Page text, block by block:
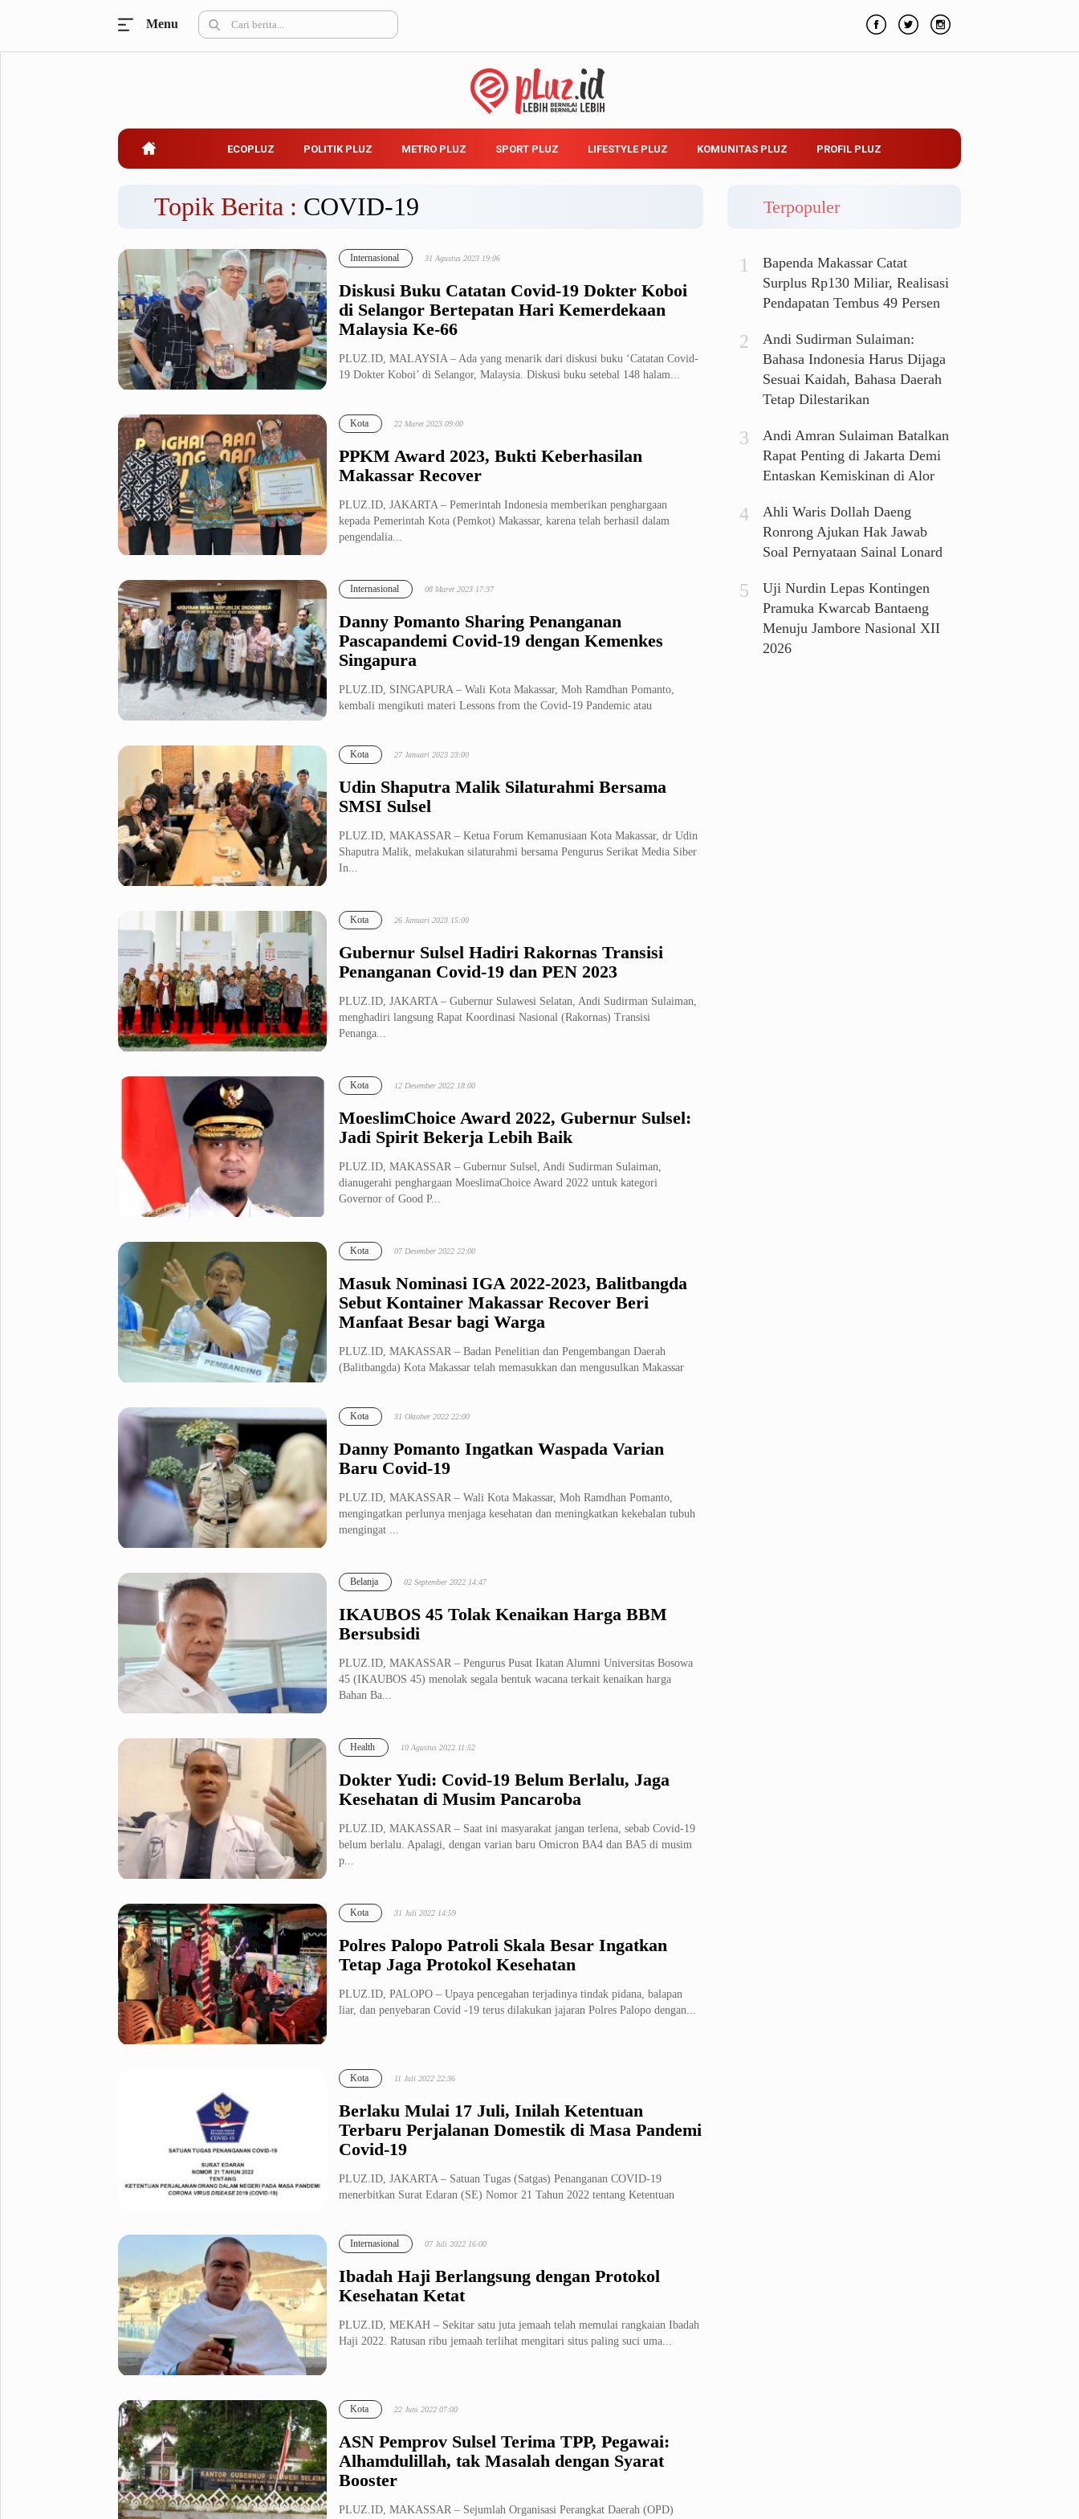
Belanja
Kuliner
Partai Politik
Pilpres
Hukum & Kriminal
Internasional
Citizen
Pemerintahan
Bulutangkis
Golf
Infotainment
Parenting
Menu
ECOPLUZ POLITIK PLUZ METRO PLUZ SPORT PLUZ LIFESTYLE PLUZ KOMUNITAS PLUZ PROFIL PLUZ
Topik Berita : COVID-19
Diskusi Buku Catatan Covid-19 Dokter Koboi
di Selangor Bertepatan Hari Kemerdekaan
Malaysia Ke-66
Internasional 31 Agustus 2023 19:06
PLUZ.ID, MALAYSIA – Ada yang menarik dari diskusi buku ‘Catatan Covid-
19 Dokter Koboi’ di Selangor, Malaysia. Diskusi buku setebal 148 halam...
PPKM Award 2023, Bukti Keberhasilan
Makassar Recover
Kota 22 Maret 2023 09:00
PLUZ.ID, JAKARTA – Pemerintah Indonesia memberikan penghargaan
kepada Pemerintah Kota (Pemkot) Makassar, karena telah berhasil dalam
pengendalia...
Danny Pomanto Sharing Penanganan
Pascapandemi Covid-19 dengan Kemenkes
Singapura
Internasional 08 Maret 2023 17:37
PLUZ.ID, SINGAPURA – Wali Kota Makassar, Moh Ramdhan Pomanto,
kembali mengikuti materi Lessons from the Covid-19 Pandemic atau
Udin Shaputra Malik Silaturahmi Bersama
SMSI Sulsel
Kota 27 Januari 2023 23:00
PLUZ.ID, MAKASSAR – Ketua Forum Kemanusiaan Kota Makassar, dr Udin
Shaputra Malik, melakukan silaturahmi bersama Pengurus Serikat Media Siber
In...
Gubernur Sulsel Hadiri Rakornas Transisi
Penanganan Covid-19 dan PEN 2023
Kota 26 Januari 2023 15:00
PLUZ.ID, JAKARTA – Gubernur Sulawesi Selatan, Andi Sudirman Sulaiman,
menghadiri langsung Rapat Koordinasi Nasional (Rakornas) Transisi
Penanga...
MoeslimChoice Award 2022, Gubernur Sulsel:
Jadi Spirit Bekerja Lebih Baik
Kota 12 Desember 2022 18:00
PLUZ.ID, MAKASSAR – Gubernur Sulsel, Andi Sudirman Sulaiman,
dianugerahi penghargaan MoeslimaChoice Award 2022 untuk kategori
Governor of Good P...
Masuk Nominasi IGA 2022-2023, Balitbangda
Sebut Kontainer Makassar Recover Beri
Manfaat Besar bagi Warga
Kota 07 Desember 2022 22:00
PLUZ.ID, MAKASSAR – Badan Penelitian dan Pengembangan Daerah
(Balitbangda) Kota Makassar telah memasukkan dan mengusulkan Makassar
Danny Pomanto Ingatkan Waspada Varian
Baru Covid-19
Kota 31 Oktober 2022 22:00
PLUZ.ID, MAKASSAR – Wali Kota Makassar, Moh Ramdhan Pomanto,
mengingatkan perlunya menjaga kesehatan dan meningkatkan kekebalan tubuh
mengingat ...
IKAUBOS 45 Tolak Kenaikan Harga BBM
Bersubsidi
Belanja 02 September 2022 14:47
PLUZ.ID, MAKASSAR – Pengurus Pusat Ikatan Alumni Universitas Bosowa
45 (IKAUBOS 45) menolak segala bentuk wacana terkait kenaikan harga
Bahan Ba...
Dokter Yudi: Covid-19 Belum Berlalu, Jaga
Kesehatan di Musim Pancaroba
Health 10 Agustus 2022 11:52
PLUZ.ID, MAKASSAR – Saat ini masyarakat jangan terlena, sebab Covid-19
belum berlalu. Apalagi, dengan varian baru Omicron BA4 dan BA5 di musim
p...
Polres Palopo Patroli Skala Besar Ingatkan
Tetap Jaga Protokol Kesehatan
Kota 31 Juli 2022 14:59
PLUZ.ID, PALOPO – Upaya pencegahan terjadinya tindak pidana, balapan
liar, dan penyebaran Covid -19 terus dilakukan jajaran Polres Palopo dengan...
Berlaku Mulai 17 Juli, Inilah Ketentuan
Terbaru Perjalanan Domestik di Masa Pandemi
Covid-19
Kota 11 Juli 2022 22:36
PLUZ.ID, JAKARTA – Satuan Tugas (Satgas) Penanganan COVID-19
menerbitkan Surat Edaran (SE) Nomor 21 Tahun 2022 tentang Ketentuan
Ibadah Haji Berlangsung dengan Protokol
Kesehatan Ketat
Internasional 07 Juli 2022 16:00
PLUZ.ID, MEKAH – Sekitar satu juta jemaah telah memulai rangkaian Ibadah
Haji 2022. Ratusan ribu jemaah terlihat mengitari situs paling suci uma...
ASN Pemprov Sulsel Terima TPP, Pegawai:
Alhamdulillah, tak Masalah dengan Syarat
Booster
Kota 22 Juni 2022 07:00
PLUZ.ID, MAKASSAR – Sejumlah Organisasi Perangkat Daerah (OPD)
Terpopuler
Bapenda Makassar Catat
Surplus Rp130 Miliar, Realisasi
Pendapatan Tembus 49 Persen
Andi Sudirman Sulaiman:
Bahasa Indonesia Harus Dijaga
Sesuai Kaidah, Bahasa Daerah
Tetap Dilestarikan
Andi Amran Sulaiman Batalkan
Rapat Penting di Jakarta Demi
Entaskan Kemiskinan di Alor
Ahli Waris Dollah Daeng
Ronrong Ajukan Hak Jawab
Soal Pernyataan Sainal Lonard
Uji Nurdin Lepas Kontingen
Pramuka Kwarcab Bantaeng
Menuju Jambore Nasional XII
2026